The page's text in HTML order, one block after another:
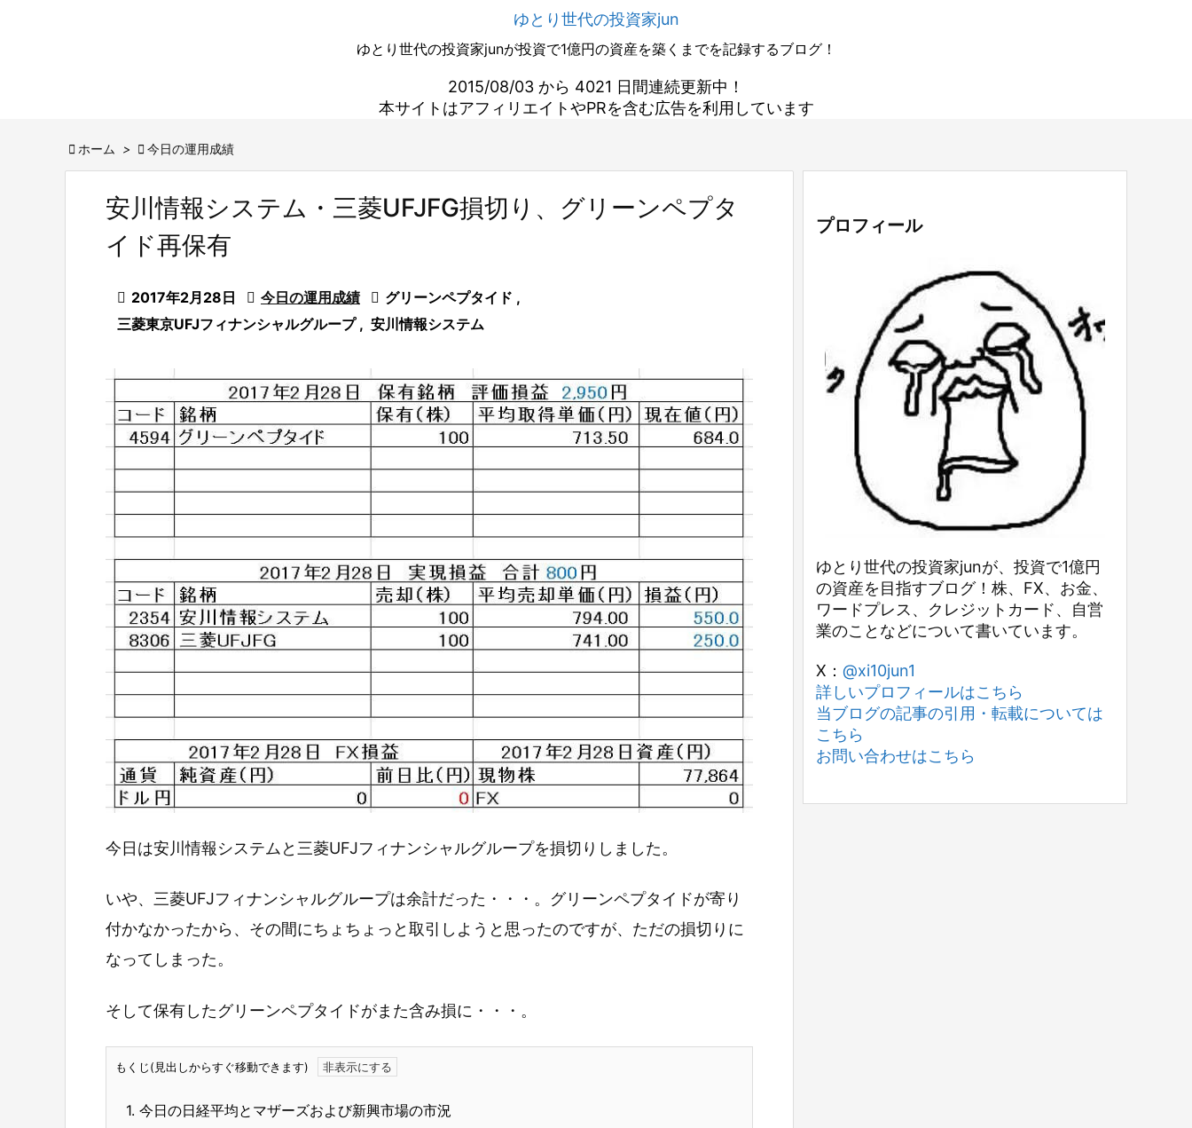
ゆとり世代の投資家jun
ゆとり世代の投資家junが投資で1億円の資産を築くまでを記録するブログ！
2015/08/03 から 4021 日間連続更新中！
本サイトはアフィリエイトやPRを含む広告を利用しています
 ホーム >  今日の運用成績
安川情報システム・三菱UFJFG損切り、グリーンペプタ
イド再保有
 2017年2月28日  今日の運用成績  グリーンペプタイド ,
三菱東京UFJフィナンシャルグループ , 安川情報システム
今日は安川情報システムと三菱UFJフィナンシャルグループを損切りしました。
いや、三菱UFJフィナンシャルグループは余計だった・・・。グリーンペプタイドが寄り
付かなかったから、その間にちょちょっと取引しようと思ったのですが、ただの損切りに
なってしまった。
そして保有したグリーンペプタイドがまた含み損に・・・。
もくじ(見出しからすぐ移動できます)
1. 今日の日経平均とマザーズおよび新興市場の市況
プロフィール
ゆとり世代の投資家junが、投資で1億円
の資産を目指すブログ！株、FX、お金、
ワードプレス、クレジットカード、自営
業のことなどについて書いています。
X： @xi10jun1
詳しいプロフィールはこちら
当ブログの記事の引用・転載については
こちら
お問い合わせはこちら